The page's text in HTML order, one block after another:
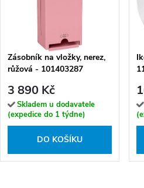
Zásobník na vložky, nerez,
růžová - 101403287
3 890 Kč
Skladem u dodavatele
(expedice do 1 týdne)
DO KOŠÍKU